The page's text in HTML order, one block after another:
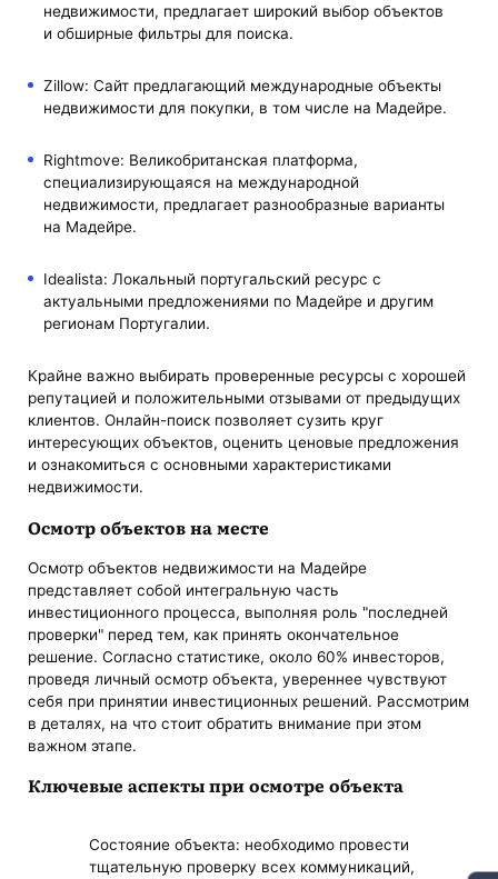
недвижимости, предлагает широкий выбор объектов
и обширные фильтры для поиска.
Zillow: Сайт предлагающий международные объекты
недвижимости для покупки, в том числе на Мадейре.
Rightmove: Великобританская платформа,
специализирующаяся на международной
недвижимости, предлагает разнообразные варианты
на Мадейре.
Idealista: Локальный португальский ресурс с
актуальными предложениями по Мадейре и другим
регионам Португалии.
Крайне важно выбирать проверенные ресурсы с хорошей
репутацией и положительными отзывами от предыдущих
клиентов. Онлайн-поиск позволяет сузить круг
интересующих объектов, оценить ценовые предложения
и ознакомиться с основными характеристиками
недвижимости.
Осмотр объектов на месте
Осмотр объектов недвижимости на Мадейре
представляет собой интегральную часть
инвестиционного процесса, выполняя роль "последней
проверки" перед тем, как принять окончательное
решение. Согласно статистике, около 60% инвесторов,
проведя личный осмотр объекта, увереннее чувствуют
себя при принятии инвестиционных решений. Рассмотрим
в деталях, на что стоит обратить внимание при этом
важном этапе.
Ключевые аспекты при осмотре объекта
Состояние объекта: необходимо провести
тщательную проверку всех коммуникаций,